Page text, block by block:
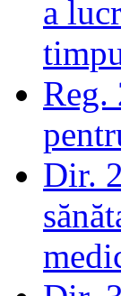
a
Reg.
Dir.